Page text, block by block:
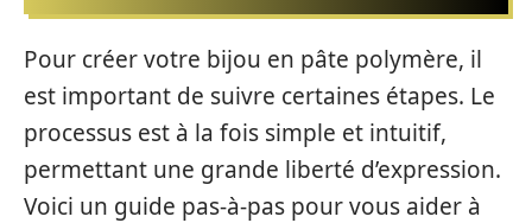
Pour créer votre bijou en pâte polymère, il
est important de suivre certaines étapes. Le
processus est à la fois simple et intuitif,
permettant une grande liberté d’expression.
Voici un guide pas-à-pas pour vous aider à